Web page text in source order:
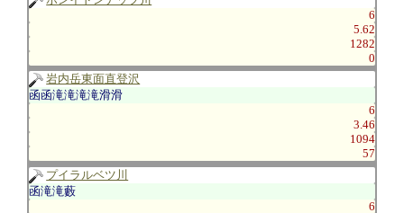
6
5.62
1282
0
岩内岳東面直登沢
函函滝滝滝滝滑滑
6
3.46
1094
57
プイラルベツ川
函滝滝藪
6